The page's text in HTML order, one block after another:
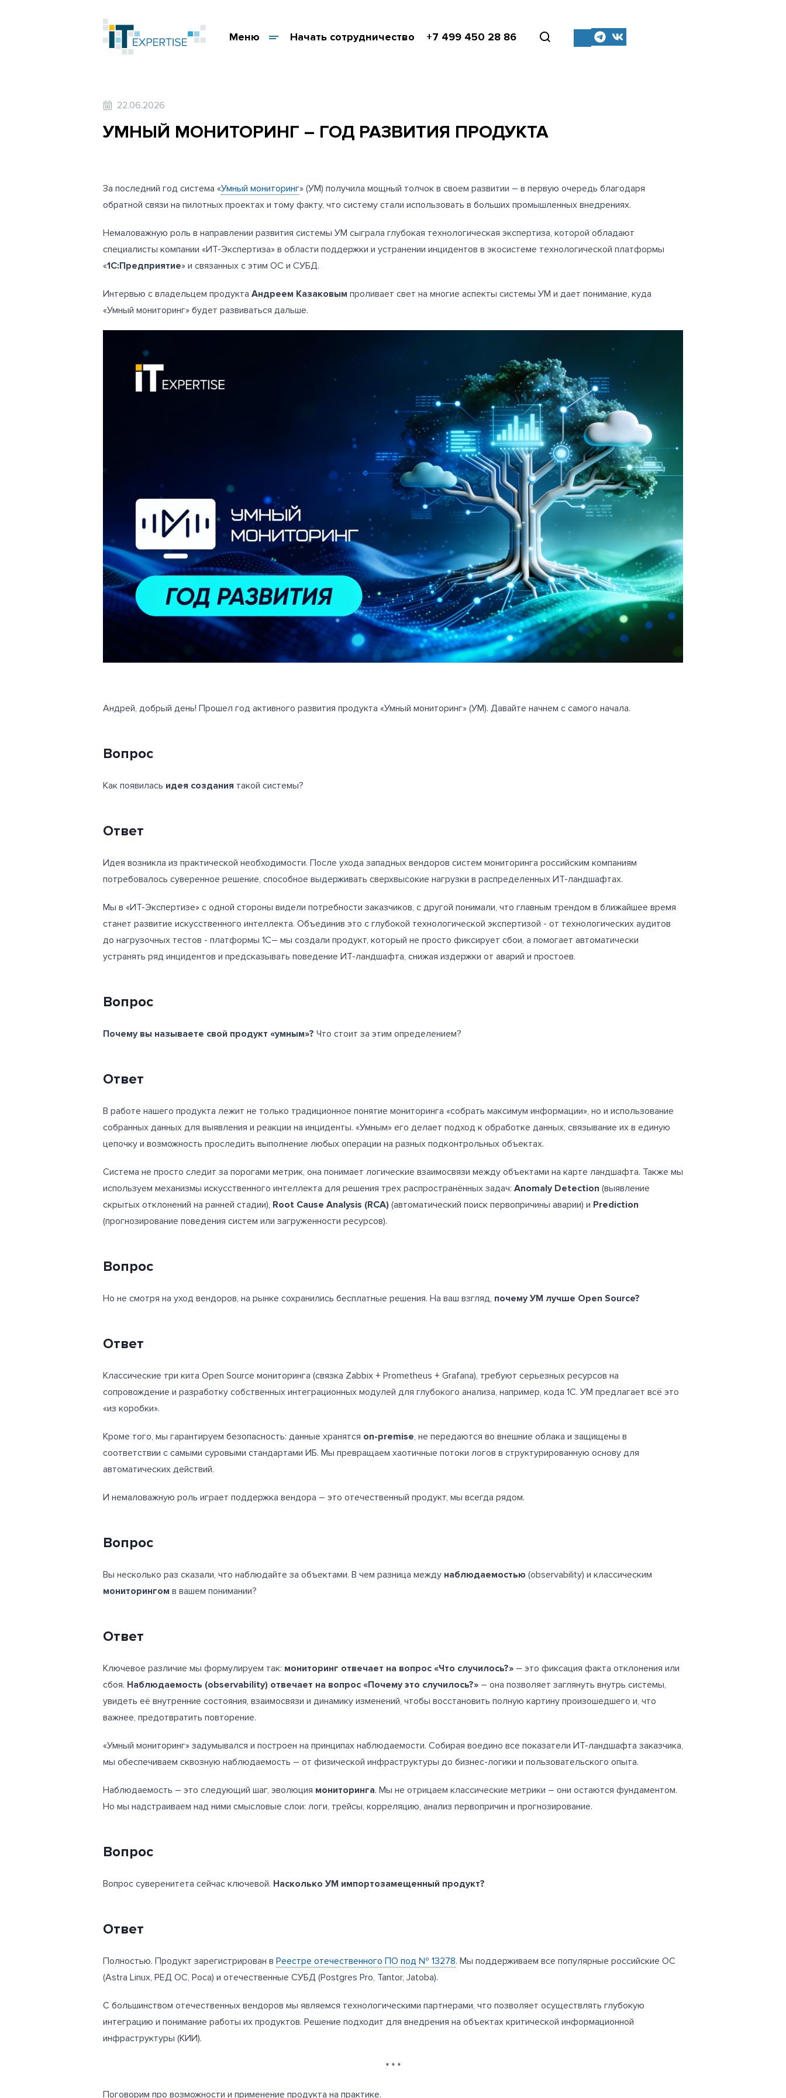
Меню Начать сотрудничество +7 499 450 28 86
22.06.2026
УМНЫЙ МОНИТОРИНГ – ГОД РАЗВИТИЯ ПРОДУКТА
За последний год система «Умный мониторинг» (УМ) получила мощный толчок в своем развитии – в первую очередь благодаря
обратной связи на пилотных проектах и тому факту, что систему стали использовать в больших промышленных внедрениях.
Немаловажную роль в направлении развития системы УМ сыграла глубокая технологическая экспертиза, которой обладают
специалисты компании «ИТ-Экспертиза» в области поддержки и устранении инцидентов в экосистеме технологической платформы
«1С:Предприятие» и связанных с этим ОС и СУБД.
Интервью с владельцем продукта Андреем Казаковым проливает свет на многие аспекты системы УМ и дает понимание, куда
«Умный мониторинг» будет развиваться дальше.
Андрей, добрый день! Прошел год активного развития продукта «Умный мониторинг» (УМ). Давайте начнем с самого начала.
Вопрос
Как появилась идея создания такой системы?
Ответ
Идея возникла из практической необходимости. После ухода западных вендоров систем мониторинга российским компаниям
потребовалось суверенное решение, способное выдерживать сверхвысокие нагрузки в распределенных ИТ-ландшафтах.
Мы в «ИТ-Экспертизе» с одной стороны видели потребности заказчиков, с другой понимали, что главным трендом в ближайшее время
станет развитие искусственного интеллекта. Объединив это с глубокой технологической экспертизой - от технологических аудитов
до нагрузочных тестов - платформы 1С– мы создали продукт, который не просто фиксирует сбои, а помогает автоматически
устранять ряд инцидентов и предсказывать поведение ИТ-ландшафта, снижая издержки от аварий и простоев.
Вопрос
Почему вы называете свой продукт «умным»? Что стоит за этим определением?
Ответ
В работе нашего продукта лежит не только традиционное понятие мониторинга «собрать максимум информации», но и использование
собранных данных для выявления и реакции на инциденты. «Умным» его делает подход к обработке данных, связывание их в единую
цепочку и возможность проследить выполнение любых операции на разных подконтрольных объектах.
Система не просто следит за порогами метрик, она понимает логические взаимосвязи между объектами на карте ландшафта. Также мы
используем механизмы искусственного интеллекта для решения трех распространённых задач: Anomaly Detection (выявление
скрытых отклонений на ранней стадии), Root Cause Analysis (RCA) (автоматический поиск первопричины аварии) и Prediction
(прогнозирование поведения систем или загруженности ресурсов).
Вопрос
Но не смотря на уход вендоров, на рынке сохранились бесплатные решения. На ваш взгляд, почему УМ лучше Open Source?
Ответ
Классические три кита Open Source мониторинга (связка Zabbix + Prometheus + Grafana), требуют серьезных ресурсов на
сопровождение и разработку собственных интеграционных модулей для глубокого анализа, например, кода 1С. УМ предлагает всё это
«из коробки».
Кроме того, мы гарантируем безопасность: данные хранятся on-premise, не передаются во внешние облака и защищены в
соответствии с самыми суровыми стандартами ИБ. Мы превращаем хаотичные потоки логов в структурированную основу для
автоматических действий.
И немаловажную роль играет поддержка вендора – это отечественный продукт, мы всегда рядом.
Вопрос
Вы несколько раз сказали, что наблюдайте за объектами. В чем разница между наблюдаемостью (observability) и классическим
мониторингом в вашем понимании?
Ответ
Ключевое различие мы формулируем так: мониторинг отвечает на вопрос «Что случилось?» – это фиксация факта отклонения или
сбоя. Наблюдаемость (observability) отвечает на вопрос «Почему это случилось?» – она позволяет заглянуть внутрь системы,
увидеть её внутренние состояния, взаимосвязи и динамику изменений, чтобы восстановить полную картину произошедшего и, что
важнее, предотвратить повторение.
«Умный мониторинг» задумывался и построен на принципах наблюдаемости. Собирая воедино все показатели ИТ-ландшафта заказчика,
мы обеспечиваем сквозную наблюдаемость – от физической инфраструктуры до бизнес-логики и пользовательского опыта.
Наблюдаемость – это следующий шаг, эволюция мониторинга. Мы не отрицаем классические метрики – они остаются фундаментом.
Но мы надстраиваем над ними смысловые слои: логи, трейсы, корреляцию, анализ первопричин и прогнозирование.
Вопрос
Вопрос суверенитета сейчас ключевой. Насколько УМ импортозамещенный продукт?
Ответ
Полностью. Продукт зарегистрирован в Реестре отечественного ПО под № 13278. Мы поддерживаем все популярные российские ОС
(Astra Linux, РЕД ОС, Роса) и отечественные СУБД (Postgres Pro, Tantor, Jatoba).
С большинством отечественных вендоров мы являемся технологическими партнерами, что позволяет осуществлять глубокую
интеграцию и понимание работы их продуктов. Решение подходит для внедрения на объектах критической информационной
инфраструктуры (КИИ).
* * *
Поговорим про возможности и применение продукта на практике.